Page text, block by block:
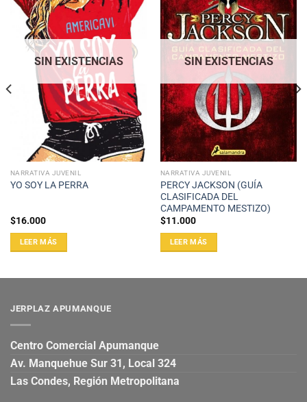
SIN EXISTENCIAS
NARRATIVA JUVENIL
YO SOY LA PERRA
$16.000
LEER MÁS
SIN EXISTENCIAS
NARRATIVA JUVENIL
PERCY JACKSON (GUÍA
CLASIFICADA DEL
CAMPAMENTO MESTIZO)
$11.000
LEER MÁS
JERPLAZ APUMANQUE
Centro Comercial Apumanque
Av. Manquehue Sur 31, Local 324
Las Condes, Región Metropolitana